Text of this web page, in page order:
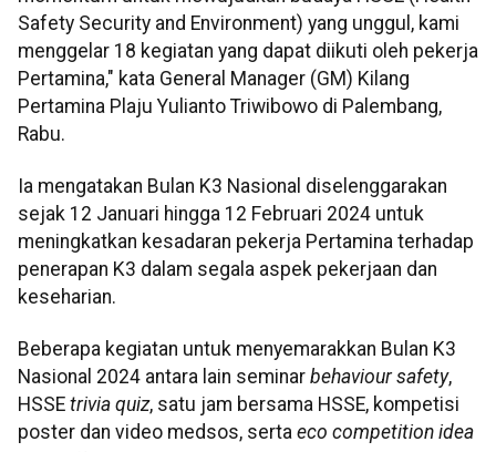
Safety Security and Environment) yang unggul, kami
menggelar 18 kegiatan yang dapat diikuti oleh pekerja
Pertamina," kata General Manager (GM) Kilang
Pertamina Plaju Yulianto Triwibowo di Palembang,
Rabu.
Ia mengatakan Bulan K3 Nasional diselenggarakan
sejak 12 Januari hingga 12 Februari 2024 untuk
meningkatkan kesadaran pekerja Pertamina terhadap
penerapan K3 dalam segala aspek pekerjaan dan
keseharian.
Beberapa kegiatan untuk menyemarakkan Bulan K3
Nasional 2024 antara lain seminar behaviour safety,
HSSE trivia quiz, satu jam bersama HSSE, kompetisi
poster dan video medsos, serta eco competition idea